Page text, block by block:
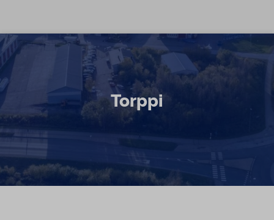
Siirry sisältöön
Torppi